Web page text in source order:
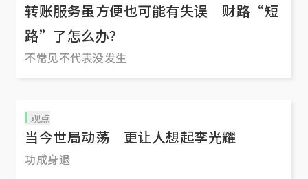
转账服务虽方便也可能有失误 财路“短
路”了怎么办？
不常见不代表没发生
观点
当今世局动荡 更让人想起李光耀
功成身退